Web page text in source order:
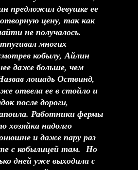
предложил девушке ее
цену, так как
не получалось.
многих
кобылу, Айлин
даже больше, чем
лошадь Оствинд,
отвела ее в стойло и
после дороги,
Работники фермы
хозяйка надолго
и даже пару раз
с кобылицей там. Но
дней уже выходила с